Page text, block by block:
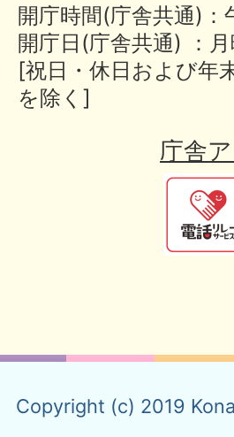
開庁時間(庁舎共通)
開庁日(庁舎共通) ：
[祝日・休日および年
を除く]
庁舎
Copyright (c) 2019